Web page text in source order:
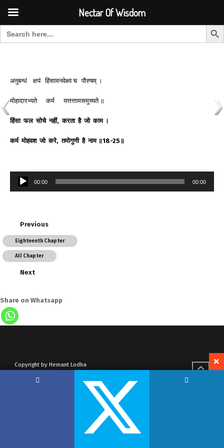
Search for: Search
अनुबन्धं क्षयं हिंसामनवेक्ष्य च पौरुषम् ।
मोहादारभ्यते कर्म यत्तत्तामसमुच्यते ॥
हिंसा फल सोचे नहीं, करता है जो काम ।
कर्म मोहवश जो करे, तमोगुणी है नाम ॥18-25॥
Audio
Player
00:00 00:00
Previous
Eighteenth Chapter
All Chapter
Next
Share on Whatsapp
Copyright by Hemant Lodha
Nectar Of Wisdom